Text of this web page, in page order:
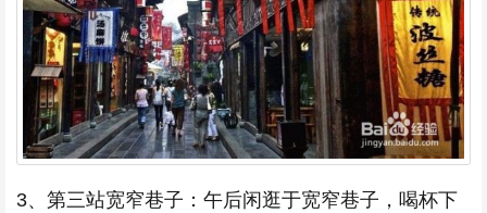
3、第三站宽窄巷子：午后闲逛于宽窄巷子，喝杯下